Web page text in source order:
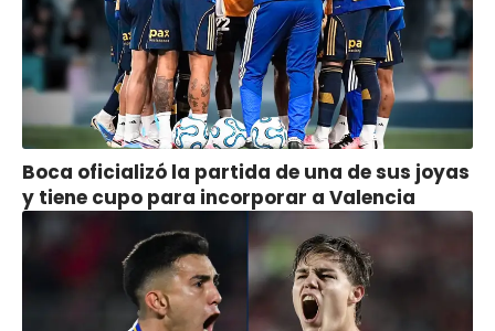
Boca oficializó la partida de una de sus joyas
y tiene cupo para incorporar a Valencia